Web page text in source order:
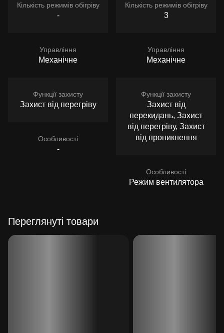
Кількість режимів обігріву
-
Управління
Механічне
Функції захисту
Захист від перегріву
Особливості
-
Кількість режимів обігріву
3
Управління
Механічне
Функції захисту
Захист від
перекидань, Захист
від перегріву, Захист
від проникнення
Особливості
Режим вентилятора
Переглянуті товари